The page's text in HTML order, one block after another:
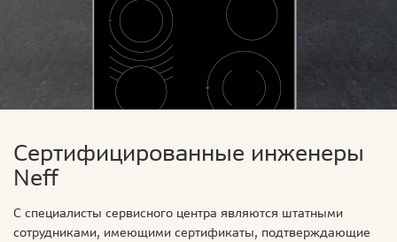
Сертифицированные инженеры
Neff
С специалисты сервисного центра являются штатными
сотрудниками, имеющими сертификаты, подтверждающие